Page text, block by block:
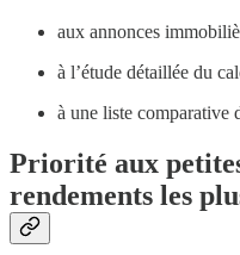
aux annonces
à l’étude détaillée du
à une liste comparative
Priorité aux
rendements les